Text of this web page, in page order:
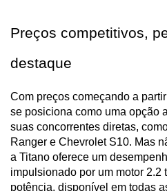
Preços competitivos,
destaque
Com preços começando a
se posiciona como uma opção
suas concorrentes diretas,
Ranger e Chevrolet S10. Mas
a Titano oferece um
impulsionado por um motor 2.2
potência, disponível em todas